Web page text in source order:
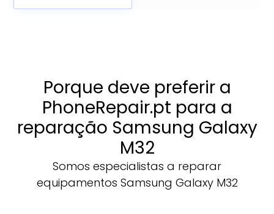
Porque deve preferir a
PhoneRepair.pt para a
reparação Samsung Galaxy
M32
Somos especialistas a reparar
equipamentos Samsung Galaxy M32